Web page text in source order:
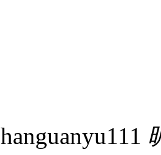
hanguanyu111